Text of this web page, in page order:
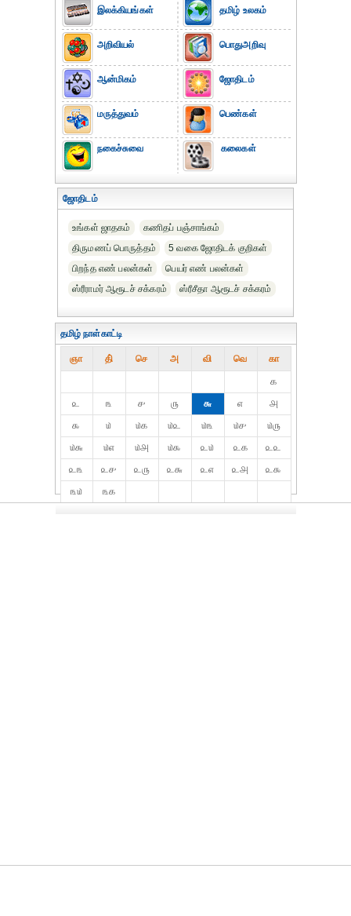
இலக்கியங்கள்
அறிவியல்
ஆன்மிகம்
மருத்துவம்
நகைச்சுவை
தமிழ் உலகம்
பொதுஅறிவு
ஜோதிடம்
பெண்கள்
கலைகள்
ஜோதிடம்
உங்கள் ஜாதகம்
கணிதப் பஞ்சாங்கம்
திருமணப் பொருத்தம்
5 வகை ஜோதிடக் குறிகள்
பிறந்த எண் பலன்கள்
பெயர் எண் பலன்கள்
ஸ்ரீராமர் ஆரூடச் சக்கரம்
ஸ்ரீசீதா ஆரூடச் சக்கரம்
தமிழ் நாள்காட்டி
ஞா தி் செ அ வி வெ கா
௧
௨
௩ ௪ ௫ ௬ ௭
௮
௯
௰ ௰௧ ௰௨ ௰௩ ௰௪
௰௫
௰௬
௰௭ ௰௮ ௰௯ ௨௰ ௨௧
௨௨
௨௩
௨௪ ௨௫ ௨௬ ௨௭ ௨௮
௨௯
௩௰
௩௧